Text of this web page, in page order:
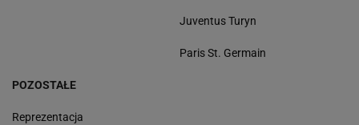
Juventus Turyn
Paris St. Germain
POZOSTAŁE
Reprezentacja